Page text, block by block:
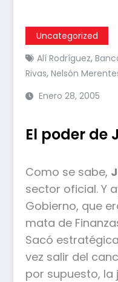
Uncategorized
Alí Rodríguez,
Rivas, Nelsón
Enero 28, 2005
El poder de
Como se sabe,
sector oficial. Y
Gobierno, que
mata de
Sacó
vez salir del
por supuesto, la